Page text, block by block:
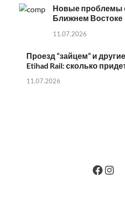
Новые проблемы
Ближнем Востоке
11.07.2026
Проезд “зайцем” и
Etihad Rail: сколько
11.07.2026